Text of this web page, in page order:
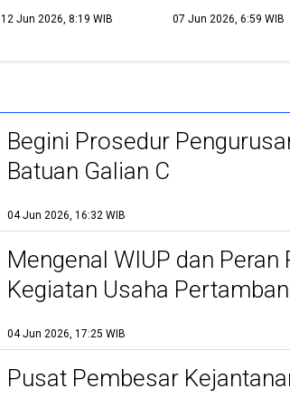
12 Jun 2026, 8:19 WIB 07 Jun 2026, 6:59 WIB
Begini Prosedur
Batuan Galian C
04 Jun 2026, 16:32 WIB
Mengenal WIUP dan
Kegiatan Usaha
04 Jun 2026, 17:25 WIB
Pusat Pembesar